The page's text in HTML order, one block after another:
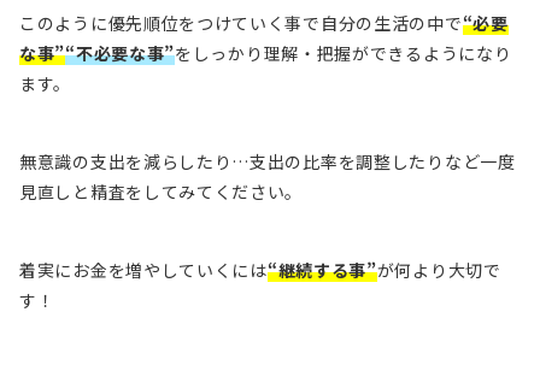
このように優先順位をつけていく事で自分の生活の中で“必要
な事”“不必要な事”をしっかり理解・把握ができるようになり
ます。
無意識の支出を減らしたり…支出の比率を調整したりなど一度
見直しと精査をしてみてください。
着実にお金を増やしていくには“継続する事”が何より大切で
す！